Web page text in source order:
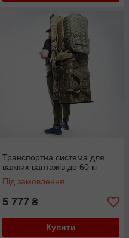
Транспортна система для
важких вантажів до 60 кг
Під замовлення
5 777 ₴
Купити